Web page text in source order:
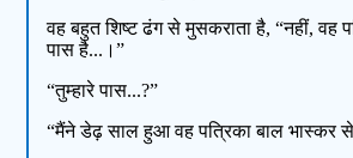
वह बहुत शिष्ट ढंग से मुसकराता है, “नहीं, वह
पास है...।”
“तुम्हारे पास...?”
“मैंने डेढ़ साल हुआ वह पत्रिका बाल भास्कर